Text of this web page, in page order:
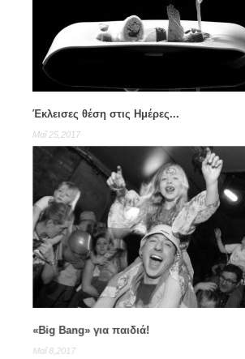
Έκλεισες θέση στις Ημέρες...
Μαΐ 25,2017
«Big Bang» για παιδιά!
Μαΐ 8,2017